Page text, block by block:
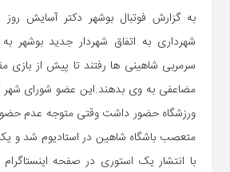
به گزارش فوتبال بوشهر دکتر آسایش
شهرداری به اتفاق شهردار جدید بوشهر
سرمربی شاهینی ها رفتند تا پیش از بازی
مضاعفی به وی بدهند.این عضو شورای شهر
ورزشگاه حضور داشت وقتی متوجه عدم
متعصب باشگاه شاهین در استادیوم شد و یک
با انتشار یک استوری در صفحه